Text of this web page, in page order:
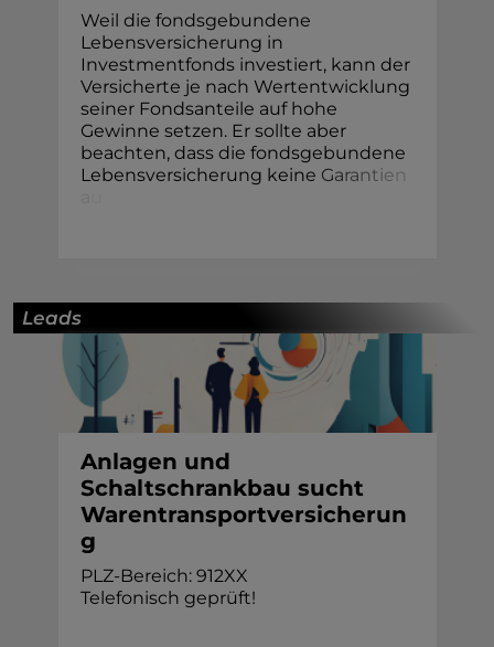
Weil die fondsgebundene
Lebensversicherung in
Investmentfonds investiert, kann der
Versicherte je nach Wertentwicklung
seiner Fondsanteile auf hohe
Gewinne setzen. Er sollte aber
beachten, dass die fondsgebundene
Lebensversicherung keine Garantien
Leads
Anlagen und
Schaltschrankbau sucht
Warentransportversicherun
g
PLZ-Bereich: 912XX
Telefonisch geprüft!